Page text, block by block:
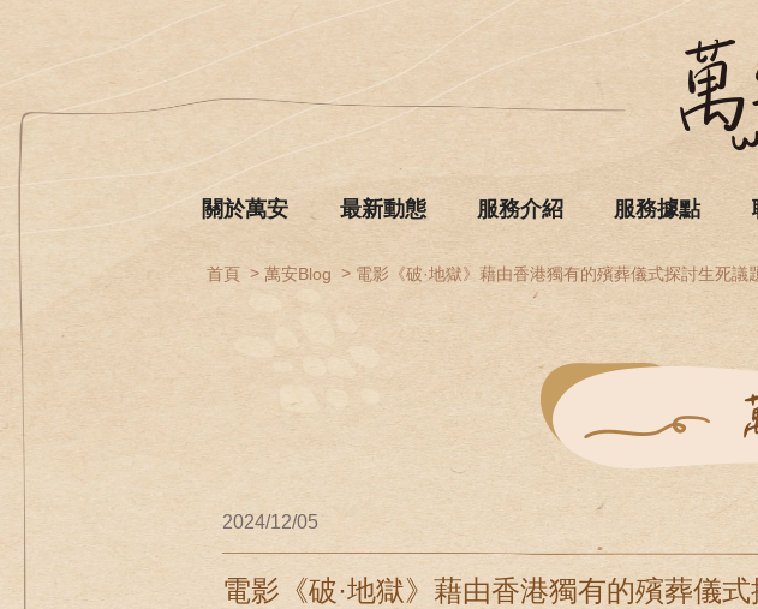
關於萬安 最新動態 服務介紹 服務據點
首頁 萬安Blog 電影《破·地獄》藉由香港獨有的殯葬儀式探討生死
2024/12/05
電影《破·地獄》藉由香港獨有的殯葬儀